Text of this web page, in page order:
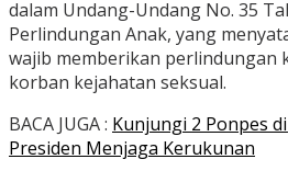
dalam Undang-Undang No. 35
Perlindungan Anak, yang
wajib memberikan perlindungan
korban kejahatan seksual.
BACA JUGA : Kunjungi 2 Ponpes
Presiden Menjaga Kerukunan